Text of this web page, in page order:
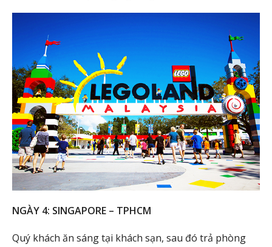
NGÀY 4: SINGAPORE – TPHCM
Quý khách ăn sáng tại khách sạn, sau đó trả phòng